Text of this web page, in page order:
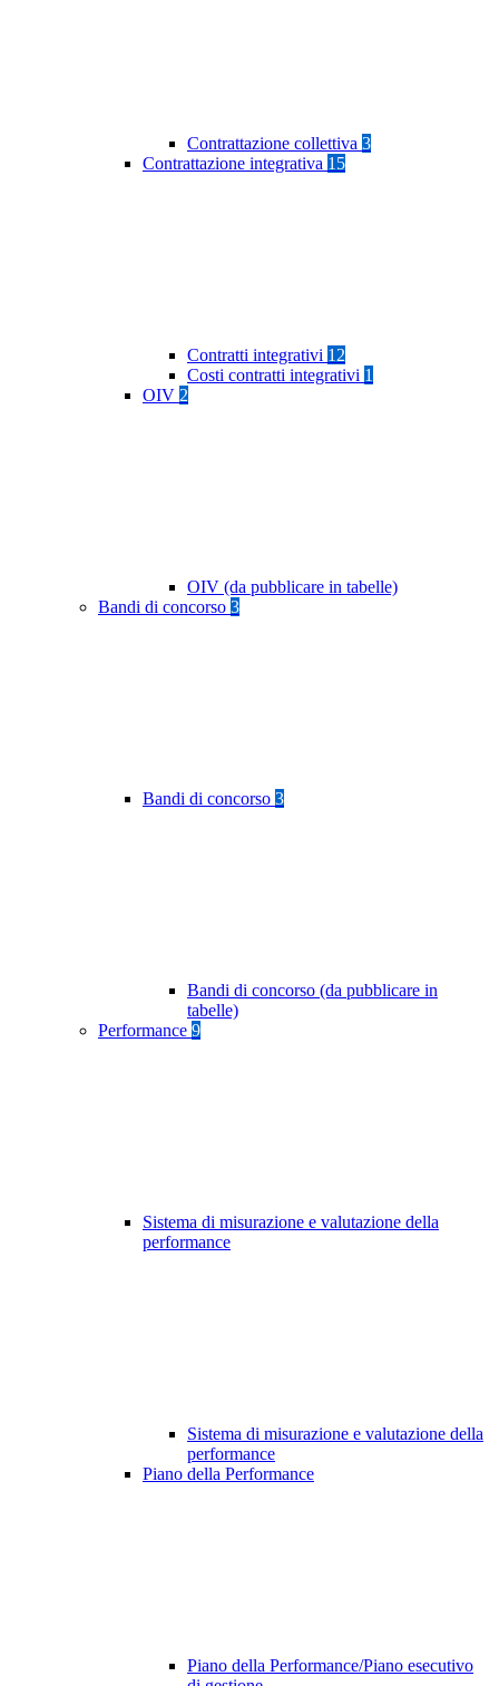
Contrattazione collettiva 3
Contrattazione integrativa 15
Contratti integrativi 12
Costi contratti integrativi 1
OIV 2
OIV (da pubblicare in tabelle)
Bandi di concorso 3
Bandi di concorso 3
Bandi di concorso (da pubblicare in
tabelle)
Performance 9
Sistema di misurazione e valutazione della
performance
Sistema di misurazione e valutazione della
performance
Piano della Performance
Piano della Performance/Piano esecutivo